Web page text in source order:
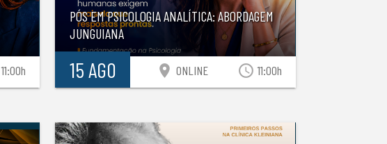
11:00h
PÓS EM PSICOLOGIA ANALÍTICA: ABORDAGEM
JUNGUIANA
15 AGO location_on ONLINE access_time 11:00h